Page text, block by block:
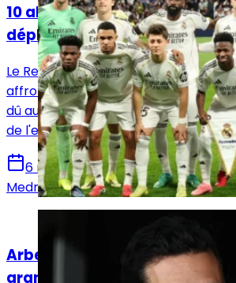
10 absents au Real Madrid
déplacement en Galice !
Le Real Madrid se déplace ce
affronter le Celta de Vigo avec un
dû aux nombreuses blessures et
de l'effectif.
6 mars 2026
Medric Bouzermane
Arbeloa remobilise ses
grands rendez-vous à venir